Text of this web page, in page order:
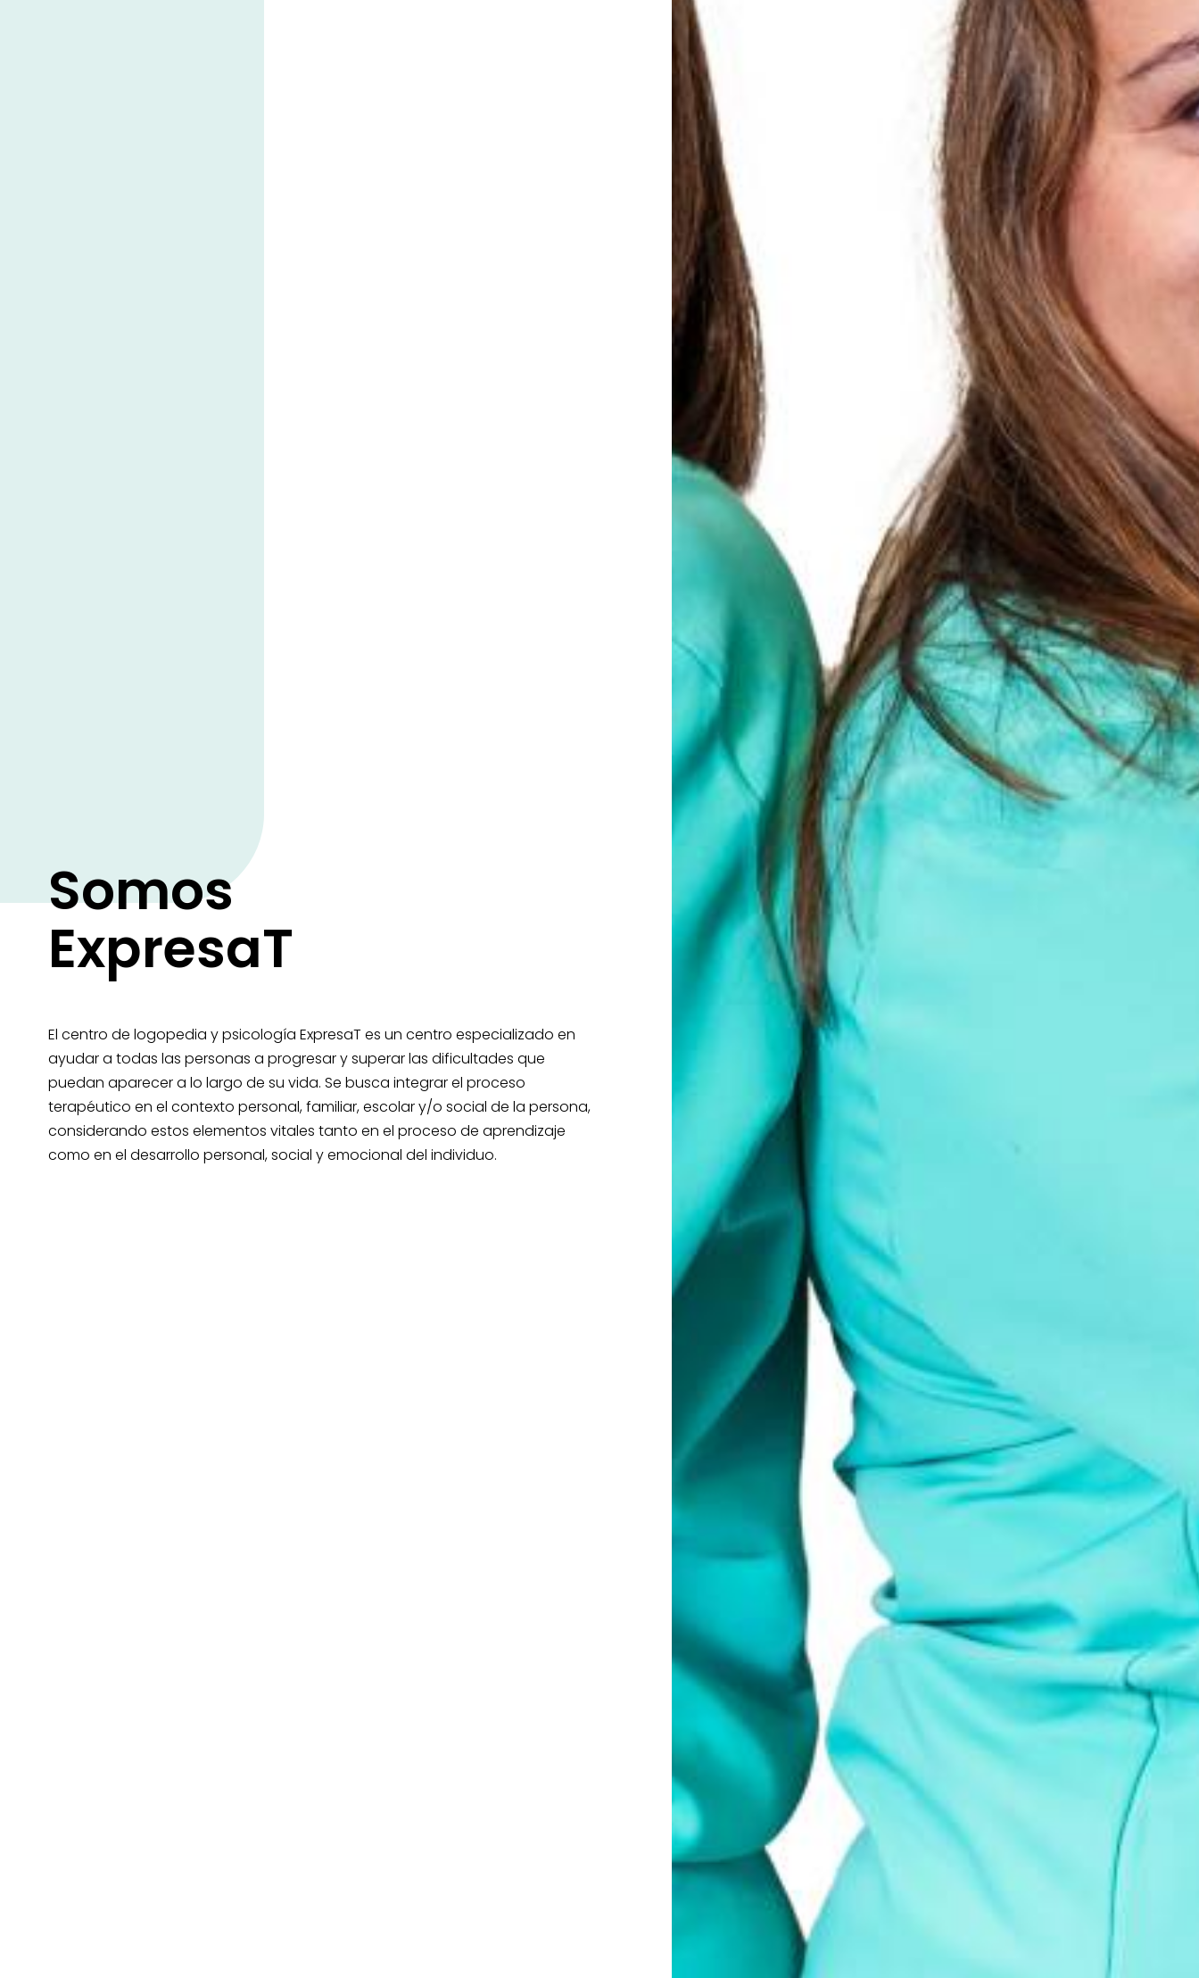
Somos
ExpresaT
El centro de logopedia y psicología ExpresaT es un centro especializado en
ayudar a todas las personas a progresar y superar las dificultades que
puedan aparecer a lo largo de su vida. Se busca integrar el proceso
terapéutico en el contexto personal, familiar, escolar y/o social de la persona,
considerando estos elementos vitales tanto en el proceso de aprendizaje
como en el desarrollo personal, social y emocional del individuo.